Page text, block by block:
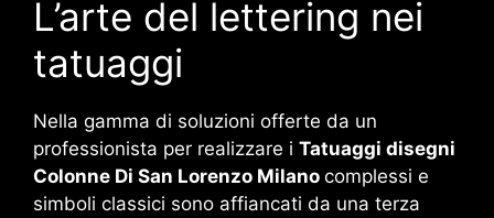
L’arte del lettering nei
tatuaggi
Nella gamma di soluzioni offerte da un
professionista per realizzare i Tatuaggi disegni
Colonne Di San Lorenzo Milano complessi e
simboli classici sono affiancati da una terza